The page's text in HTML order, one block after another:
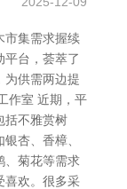
市集需求握续
平台，荟萃了
为供需两边提
作室 近期，平
括不雅赏树
杏、香樟、
、菊花等需求
喜欢。很多采